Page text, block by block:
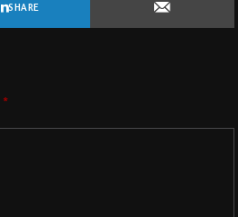
SHARE
*